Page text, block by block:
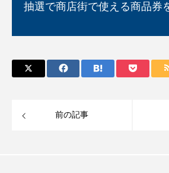
抽選で商店街で使える商品券
前の記事